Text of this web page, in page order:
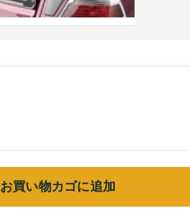
お買い物カゴに追加